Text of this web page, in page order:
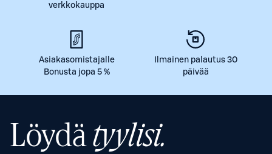
verkkokauppa
Asiakasomistajalle
Bonusta jopa 5 %
Ilmainen palautus 30
päivää
Löydätyylisi.